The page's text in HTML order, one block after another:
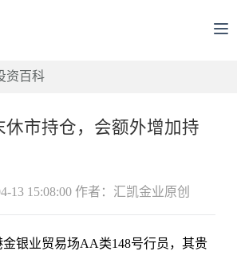
资百科
休市持仓，会额外增加持
13 15:08:00 作者：汇凯金业原创
银业贸易场AA类148号行员，其贵